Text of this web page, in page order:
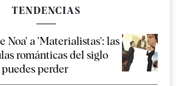
TENDENCIAS
Noa' a 'Materialistas': las
románticas del siglo
perder